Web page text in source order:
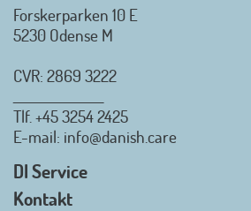
Danish.Care - Branchen for
hjælpemidler og
Forskerparken 10 E
5230 Odense M
CVR: 2869 3222
Tlf. +45 3254 2425
E-mail: info@danish.care
DI Service
Kontakt